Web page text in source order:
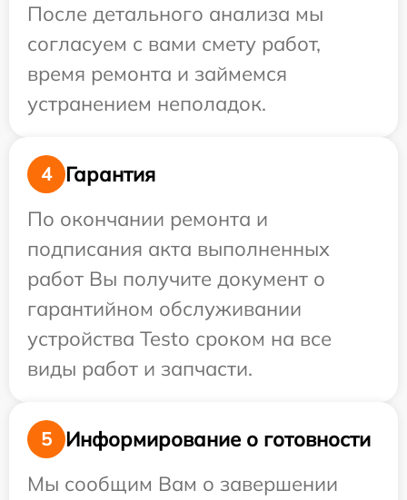
После детального анализа мы
согласуем с вами смету работ,
время ремонта и займемся
устранением неполадок.
4
Гарантия
По окончании ремонта и
подписания акта выполненных
работ Вы получите документ о
гарантийном обслуживании
устройства Testo сроком на все
виды работ и запчасти.
5
Информирование о готовности
Мы сообщим Вам о завершении